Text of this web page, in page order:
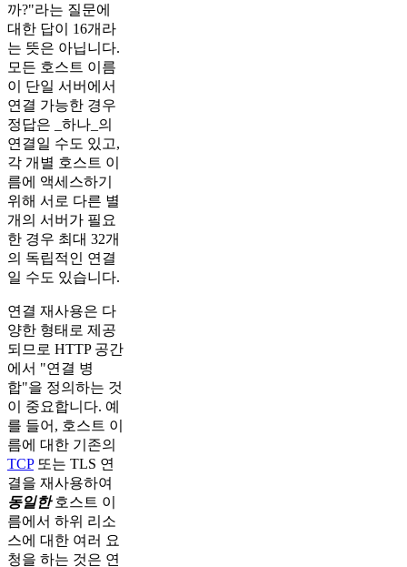
까?"라는 질문에
대한 답이 16개라
는 뜻은 아닙니다.
모든 호스트 이름
이 단일 서버에서
연결 가능한 경우
정답은 _하나_의
연결일 수도 있고,
각 개별 호스트 이
름에 액세스하기
위해 서로 다른 별
개의 서버가 필요
한 경우 최대 32개
의 독립적인 연결
일 수도 있습니다.
연결 재사용은 다
양한 형태로 제공
되므로 HTTP 공간
에서 "연결 병
합"을 정의하는 것
이 중요합니다. 예
를 들어, 호스트 이
름에 대한 기존의
TCP또는 TLS 연
결을 재사용하여
동일한호스트 이
름에서 하위 리소
스에 대한 여러 요
청을 하는 것은 연